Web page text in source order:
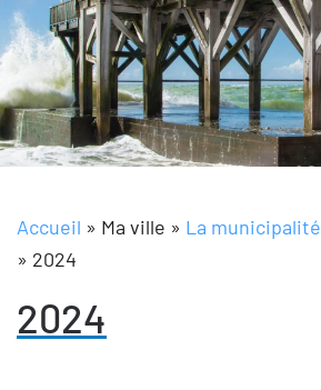
Accueil » Ma ville » La municipalité
» 2024
2024